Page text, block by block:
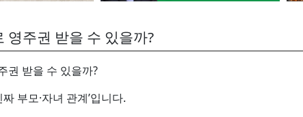
영주권 받을 수 있을까?
권 받을 수 있을까?
짜 부모·자녀 관계’입니다.